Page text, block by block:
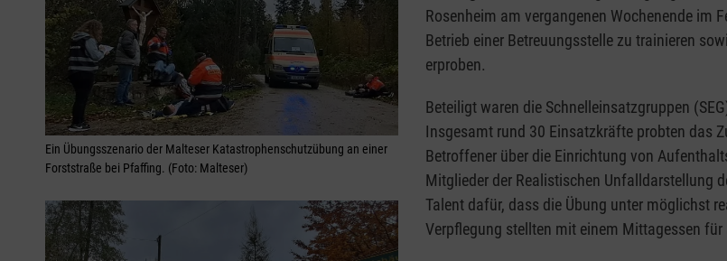
Ein Übungsszenario der Malteser Katastrophenschutzübung an einer
Forststraße bei Pfaffing. (Foto: Malteser)
Rosenheim am vergangenen Wochenende im
Betrieb einer Betreuungsstelle zu trainieren
erproben.
Beteiligt waren die Schnelleinsatzgruppen
Insgesamt rund 30 Einsatzkräfte probten das
Betroffener über die Einrichtung von
Mitglieder der Realistischen Unfalldarstellung
Talent dafür, dass die Übung unter möglichst
Verpflegung stellten mit einem Mittagessen